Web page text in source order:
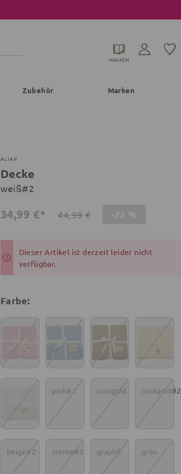
MAGAZIN
Zubehör Marken
ALIAP
Decke
weiß#2
34,99 €* 44,99 €
Dieser Artikel ist derzeit leider nicht
verfügbar.
Farbe:
pink#2 rosagold rosagold#2
beige#2 creme#2 graphit grau